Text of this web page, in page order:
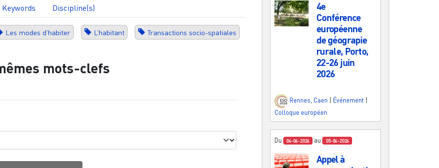
Keywords Discipline(s)
Les modes d’habiter L’habitant Transactions socio-spatiales
mots-clefs
4e
Conférence
européenne
de géograpie
rurale, Porto,
22-26 juin
2026
Rennes Caen Événement
Colloque européen
Du 04-06-2026 au 05-06-2026
Appel à